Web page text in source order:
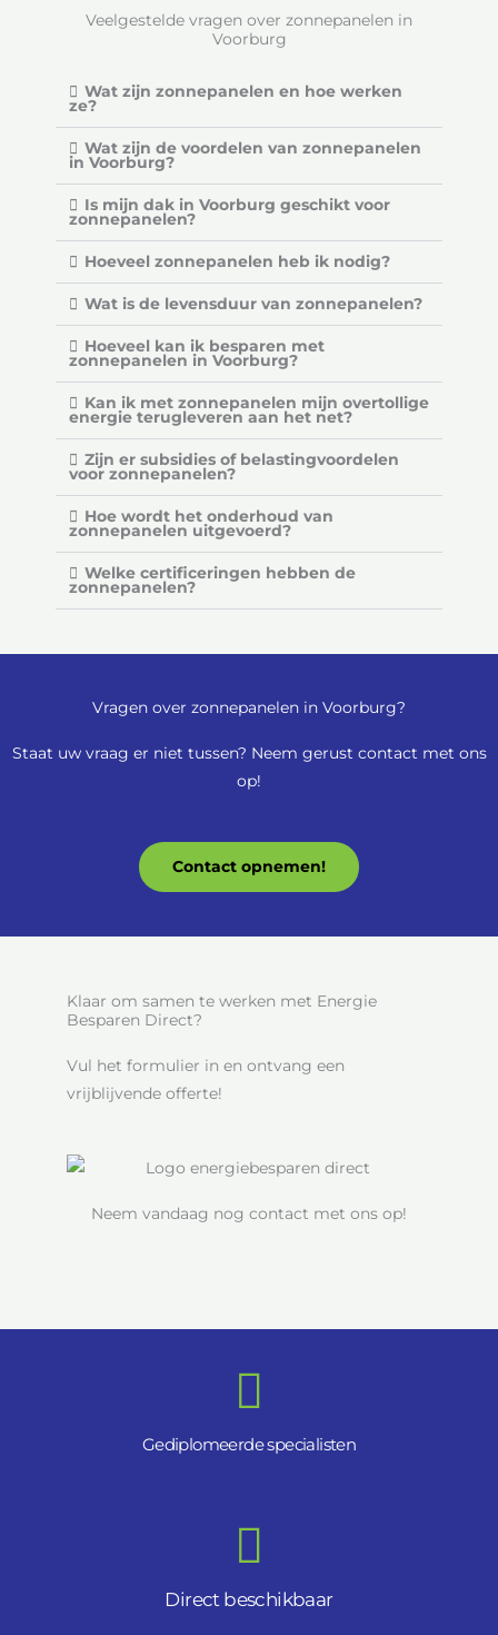
v
Veelgestelde vragen over zonnepanelen in
Voorburg
Wat zijn zonnepanelen en hoe werken
ze?
Wat zijn de voordelen van zonnepanelen
in Voorburg?
Is mijn dak in Voorburg geschikt voor
zonnepanelen?
Hoeveel zonnepanelen heb ik nodig?
Wat is de levensduur van zonnepanelen?
Hoeveel kan ik besparen met
zonnepanelen in Voorburg?
Kan ik met zonnepanelen mijn overtollige
energie terugleveren aan het net?
Zijn er subsidies of belastingvoordelen
voor zonnepanelen?
Hoe wordt het onderhoud van
zonnepanelen uitgevoerd?
Welke certificeringen hebben de
zonnepanelen?
Vragen over zonnepanelen in Voorburg?
Staat uw vraag er niet tussen? Neem gerust contact met ons
op!
Contact opnemen!
Klaar om samen te werken met Energie
Besparen Direct?
Vul het formulier in en ontvang een
vrijblijvende offerte!
Neem vandaag nog contact met ons op!
Gediplomeerde specialisten
Direct beschikbaar